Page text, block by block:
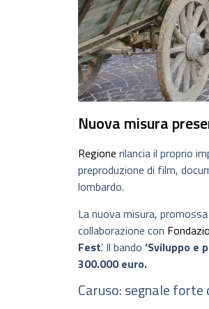
Nuova misura
Regione rilancia il proprio
preproduzione di film,
lombardo.
La nuova misura,
collaborazione con
Fest’. Il bando ‘Sviluppo e
300.000 euro.
Caruso: segnale forte